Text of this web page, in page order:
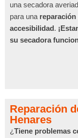
una secadora
para una
accesibilidad.
su secadora
Reparación
Henares
¿Tiene problemas